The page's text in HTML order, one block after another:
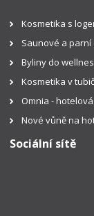
Kosmetika s
Saunové a parní
Byliny do
Kosmetika v
Omnia -
Nové vůně na
Sociální sítě